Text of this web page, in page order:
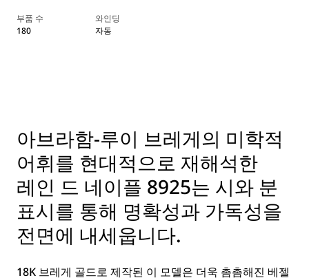
부품 수
180
와인딩
자동
아브라함-루이 브레게의 미학적
어휘를 현대적으로 재해석한
레인 드 네이플 8925는 시와 분
표시를 통해 명확성과 가독성을
전면에 내세웁니다.
18K 브레게 골드로 제작된 이 모델은 더욱 촘촘해진 베젤